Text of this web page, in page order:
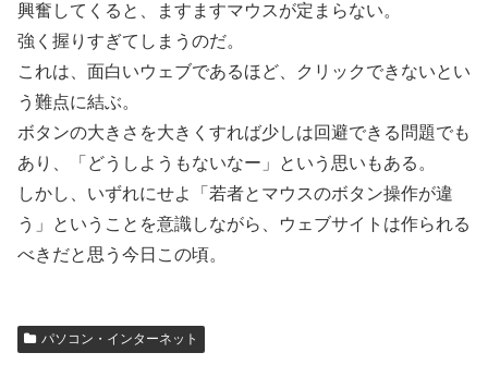
興奮してくると、ますますマウスが定まらない。
強く握りすぎてしまうのだ。
これは、面白いウェブであるほど、クリックできないとい
う難点に結ぶ。
ボタンの大きさを大きくすれば少しは回避できる問題でも
あり、「どうしようもないなー」という思いもある。
しかし、いずれにせよ「若者とマウスのボタン操作が違
う」ということを意識しながら、ウェブサイトは作られる
べきだと思う今日この頃。
パソコン・インターネット